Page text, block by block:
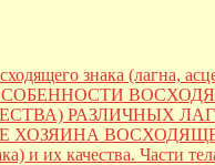
знака (лагна,
РАЗЛИЧНЫХ
ХОЗЯИНА
и их качества. Части